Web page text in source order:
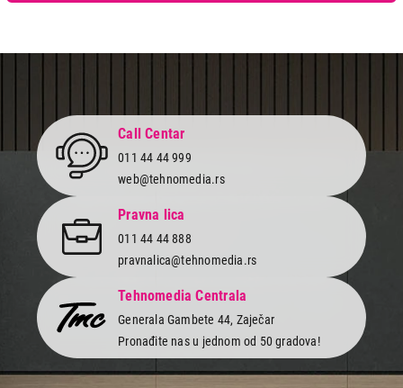
Call Centar
011 44 44 999
web@tehnomedia.rs
Pravna lica
011 44 44 888
pravnalica@tehnomedia.rs
Tehnomedia Centrala
Generala Gambete 44, Zaječar
Pronađite nas u jednom od 50 gradova!